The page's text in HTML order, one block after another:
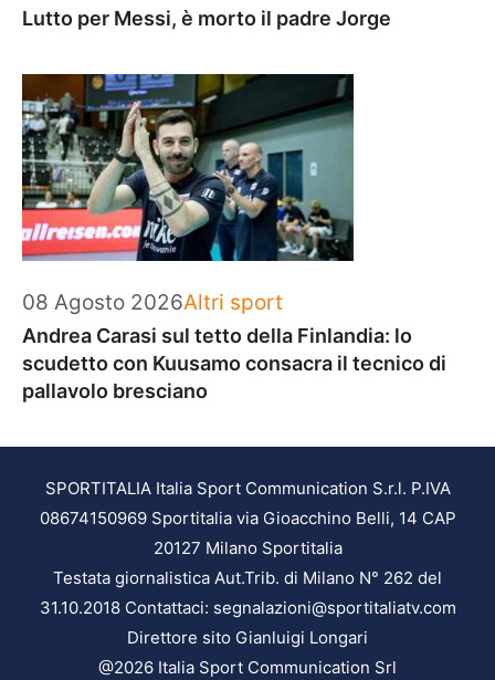
Lutto per Messi, è morto il padre Jorge
08 Agosto 2026Categorie
Altri sport
Andrea Carasi sul tetto della Finlandia: lo
scudetto con Kuusamo consacra il tecnico di
pallavolo bresciano
SPORTITALIA Italia Sport Communication S.r.l. P.IVA
08674150969 Sportitalia via Gioacchino Belli, 14 CAP
20127 Milano Sportitalia
Testata giornalistica Aut.Trib. di Milano N° 262 del
31.10.2018 Contattaci: segnalazioni@sportitaliatv.com
Direttore sito Gianluigi Longari
@2026 Italia Sport Communication Srl